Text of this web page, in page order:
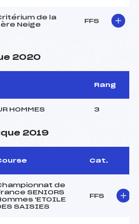
de la
Neige
FFS
2020
Rang
HOMMES 3
2019
Cat.
de
SENIORS
'ETOILE
SAISIES
FFS